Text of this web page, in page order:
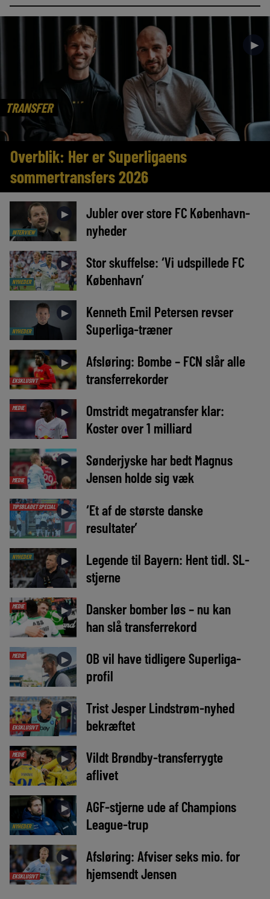
TRANSFER
►
Overblik: Her er Superligaens
sommertransfers 2026
INTERVIEW
►
Jubler over store FC København-
nyheder
NYHEDER
►
Stor skuffelse: ‘Vi udspillede FC
København’
NYHEDER
►
Kenneth Emil Petersen revser
Superliga-træner
EKSKLUSIVT
►
Afsløring: Bombe – FCN slår alle
transferrekorder
MEDIE ►
Omstridt megatransfer klar:
Koster over 1 milliard
MEDIE
►
Sønderjyske har bedt Magnus
Jensen holde sig væk
TIPSBLADET SPECIAL ►
‘Et af de største danske
resultater’
NYHEDER ►
Legende til Bayern: Hent tidl. SL-
stjerne
MEDIE ►
Dansker bomber løs – nu kan
han slå transferrekord
MEDIE ►
OB vil have tidligere Superliga-
profil
EKSKLUSIVT
►
Trist Jesper Lindstrøm-nyhed
bekræftet
MEDIE ►
Vildt Brøndby-transferrygte
aflivet
NYHEDER
►
AGF-stjerne ude af Champions
League-trup
EKSKLUSIVT
►
Afsløring: Afviser seks mio. for
hjemsendt Jensen